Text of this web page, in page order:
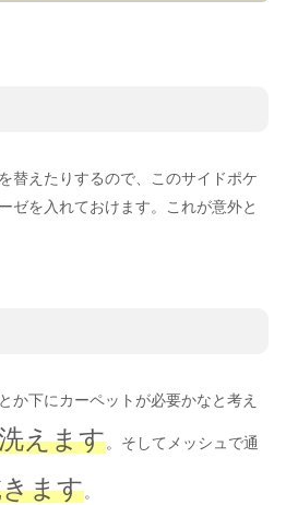
替えたりするので、このサイドポケ
ゼを入れておけます。これが意外と
か下にカーペットが必要かなと考え
えます。そしてメッシュで通
ます。